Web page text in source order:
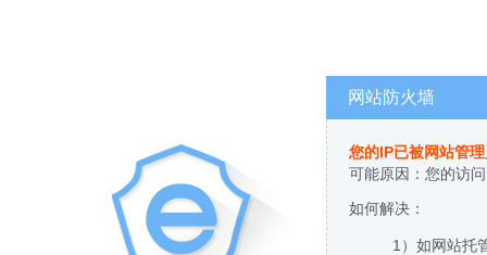
网站防火墙
您的IP已被网站管
可能原因：您的访
如何解决：
1）如网站托